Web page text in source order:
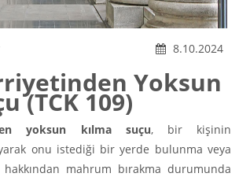
8.10.2024
Yoksun
(TCK 109)
yoksun kılma suçu, bir kişinin
onu istediği bir yerde bulunma veya
mahrum bırakma durumunda